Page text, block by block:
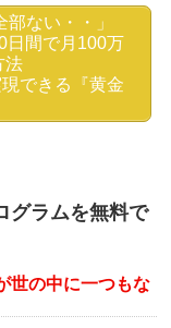
部ない・・」
日間で月100万
法
できる『黄金
グラムを無料で
世の中に一つもな